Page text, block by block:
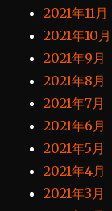
2021年11月
2021年10月
2021年9月
2021年8月
2021年7月
2021年6月
2021年5月
2021年4月
2021年3月